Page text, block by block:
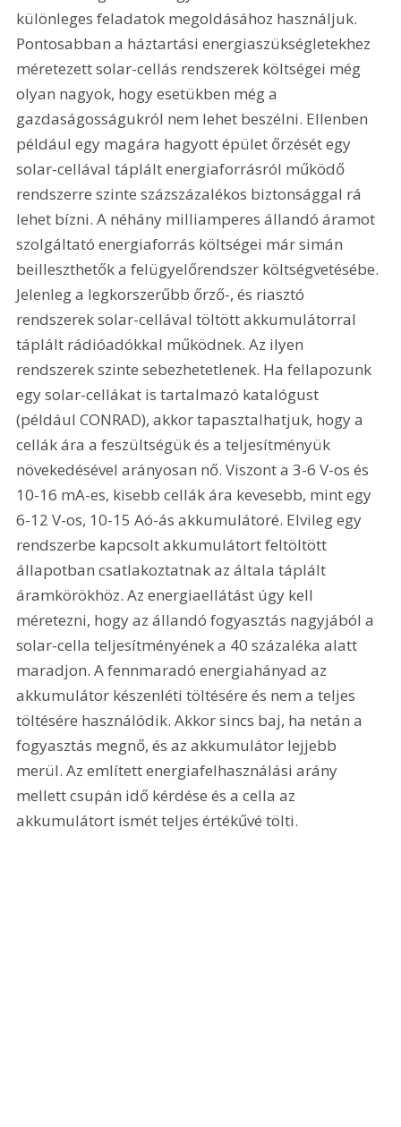
különleges feladatok megoldásához használjuk.
Pontosabban a háztartási energiaszükségletekhez
méretezett solar-cellás rendszerek költségei még
olyan nagyok, hogy esetükben még a
gazdaságosságukról nem lehet beszélni. Ellenben
például egy magára hagyott épület őrzését egy
solar-cellával táplált energiaforrásról működő
rendszerre szinte százszázalékos biztonsággal rá
lehet bízni. A néhány milliamperes állandó áramot
szolgáltató energiaforrás költségei már simán
beilleszthetők a felügyelőrendszer költségvetésébe.
Jelenleg a legkorszerűbb őrző-, és riasztó
rendszerek solar-cellával töltött akkumulátorral
táplált rádióadókkal működnek. Az ilyen
rendszerek szinte sebezhetetlenek. Ha fellapozunk
egy solar-cellákat is tartalmazó katalógust
(például CONRAD), akkor tapasztalhatjuk, hogy a
cellák ára a feszültségük és a teljesítményük
növekedésével arányosan nő. Viszont a 3-6 V-os és
10-16 mA-es, kisebb cellák ára kevesebb, mint egy
6-12 V-os, 10-15 Aó-ás akkumulátoré. Elvileg egy
rendszerbe kapcsolt akkumulátort feltöltött
állapotban csatlakoztatnak az általa táplált
áramkörökhöz. Az energiaellátást úgy kell
méretezni, hogy az állandó fogyasztás nagyjából a
solar-cella teljesítményének a 40 százaléka alatt
maradjon. A fennmaradó energiahányad az
akkumulátor készenléti töltésére és nem a teljes
töltésére használódik. Akkor sincs baj, ha netán a
fogyasztás megnő, és az akkumulátor lejjebb
merül. Az említett energiafelhasználási arány
mellett csupán idő kérdése és a cella az
akkumulátort ismét teljes értékűvé tölti.